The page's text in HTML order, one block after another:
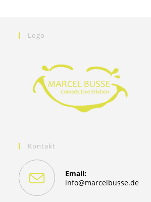
Logo
Kontakt
Email:
info@marcelbusse.de